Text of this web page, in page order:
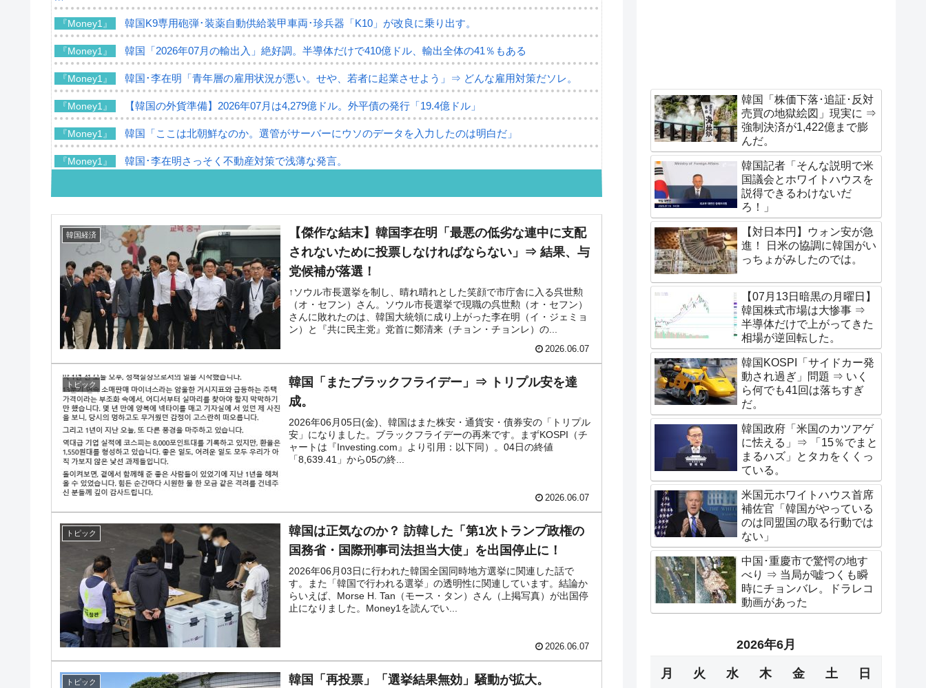
『Money1』 韓国K9専用砲弾･装薬自動供給装甲車両･珍兵器「K10」が改良に乗り出す。
『Money1』 韓国「2026年07月の輸出入」絶好調。半導体だけで410億ドル、輸出全体の41％もある
『Money1』 韓国･李在明「青年層の雇用状況が悪い。せや、若者に起業させよう」⇒ どんな雇用対策だソレ。
『Money1』 【韓国の外貨準備】2026年07月は4,279億ドル。外平債の発行「19.4億ドル」
『Money1』 韓国「ここは北朝鮮なのか。選管がサーバーにウソのデータを入力したのは明白だ」
『Money1』 韓国･李在明さっそく不動産対策で浅薄な発言。
『Money1』 『韓国銀行』が「金の保有量を増やします」⇒「金を経由するドル入手」手段ではないのか？
『Money1』 韓国･外為取引量「1日当たり1,214.4億ドル」まで拡大 ⇒ 海外資金の動きに強く左右される状態
『Money1』 韓国･帰ってきた李在明。李在明を支持しない「50.5％」に上昇
『Money1』
韓国大統領府ボンクラ政策室長が告発された ⇒ 国家が行った恐るべき株価操作であり、空前の国政壟
断
『Money1』 韓国･警察職員が「丸刈りになって抗議活動」
『Money1』 韓国製造業「半導体絶好調」のウラで他業種は全般的「不調」⇒ PSIが示す現況は決して良くない。
『Money1』 【米韓激突案件】韓国消費者院が『クーパン』1人当たり賠償10万ウォンを認定 ⇒ 総額3兆7,000億
『Money1』 韓国で猛暑。南東部では干ばつ
『Money1』 韓国型イージス搭載の次世代駆逐艦「KDDX」1番艦、2032年竣工と公示
『Money1』
韓国政府『BYD』車への補助金を全廃 ⇒ 実は韓国で『BYD』車は売れている。6カ月で対前年同期比
1.9倍！
『Money1』
在韓米国大使スティールが着韓！⇒ さっそく空港に詰めかけ「出て行け！」「極右勢力」のプラカー
ドを掲げる「在韓反米勢力」
『Money1』 韓国政府「2035年までに18.4GW規模のAIデータセンター整備」⇒ だから無理だってば。
韓国経済
【傑作な結末】韓国李在明「最悪の低劣な連中に支配
されないために投票しなければならない」⇒ 結果、与
党候補が落選！
↑ソウル市長選挙を制し、晴れ晴れとした笑顔で市庁舎に入る呉世勲
（オ・セフン）さん。ソウル市長選挙で現職の呉世勲（オ・セフン）
さんに敗れたのは、韓国大統領に成り上がった李在明（イ・ジェミョ
ン）と『共に民主党』党首に鄭清来（チョン・チョンレ）の...
2026.06.07
トピック
韓国「またブラックフライデー」⇒ トリプル安を達
成。
2026年06月05日(金)、韓国はまた株安・通貨安・債券安の「トリプル
安」になりました。ブラックフライデーの再来です。まずKOSPI（チ
ャートは『Investing.com』より引用：以下同）。04日の終値
「8,639.41」から05の終...
2026.06.07
トピック
韓国は正気なのか？ 訪韓した「第1次トランプ政権の
国務省・国際刑事司法担当大使」を出国停止に！
2026年06月03日に行われた韓国全国同時地方選挙に関連した話で
す。また「韓国で行われる選挙」の透明性に関連しています。結論か
らいえば、Morse H. Tan（モース・タン）さん（上掲写真）が出国停
止になりました。Money1を読んでい...
2026.06.07
トピック 韓国「再投票」「選挙結果無効」騒動が拡大。
韓国「株価下落･追証･反対
売買の地獄絵図」現実に ⇒
強制決済が1,422億まで膨
んだ。
韓国記者「そんな説明で米
国議会とホワイトハウスを
説得できるわけないだ
ろ！」
【対日本円】ウォン安が急
進！ 日米の協調に韓国がい
っちょがみしたのでは。
【07月13日暗黒の月曜日】
韓国株式市場は大惨事 ⇒
半導体だけで上がってきた
相場が逆回転した。
韓国KOSPI「サイドカー発
動され過ぎ」問題 ⇒ いく
ら何でも41回は落ちすぎ
だ。
韓国政府「米国のカツアゲ
に怯える」⇒ 「15％でまと
まるハズ」とタカをくくっ
ている。
米国元ホワイトハウス首席
補佐官「韓国がやっている
のは同盟国の取る行動では
ない」
中国･重慶市で驚愕の地す
べり ⇒ 当局が嘘つくも瞬
時にチョンバレ。ドラレコ
動画があった
2026年6月
月 火 水 木 金 土 日